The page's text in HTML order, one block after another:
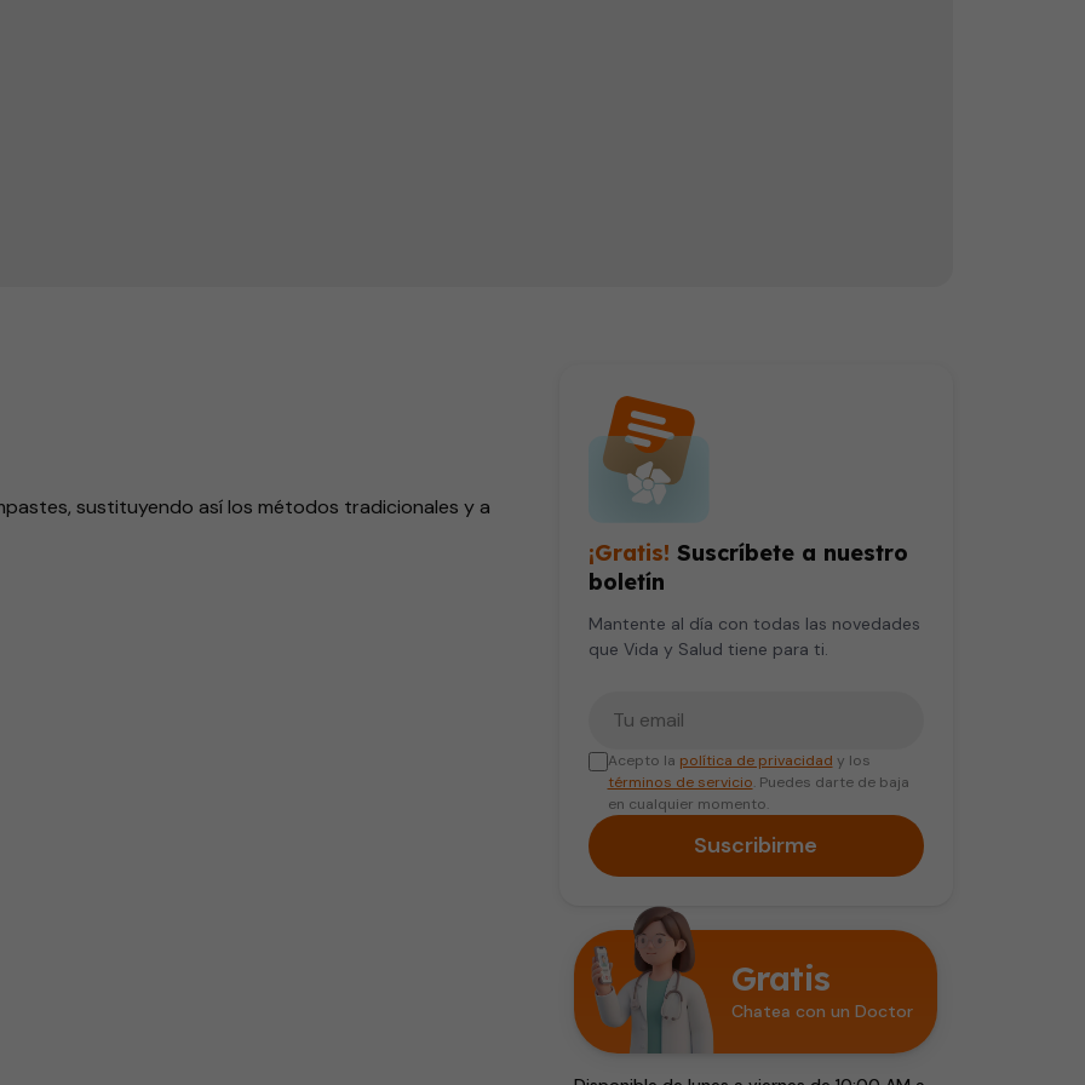
sustituyendo así los métodos tradicionales y a
¡Gratis! Suscríbete a nuestro
boletín
Mantente al día con todas las novedades
que Vida y Salud tiene para ti.
Acepto la política de privacidad y los
términos de servicio. Puedes darte de baja
en cualquier momento.
Suscribirme
Gratis
Chatea con un Doctor